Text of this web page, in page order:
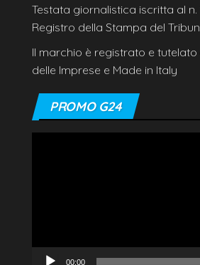
Testata giornalistica iscritta al n.
Registro della Stampa del
Il marchio è registrato e tutelato
delle Imprese e Made in Italy
PROMO G24
00:00